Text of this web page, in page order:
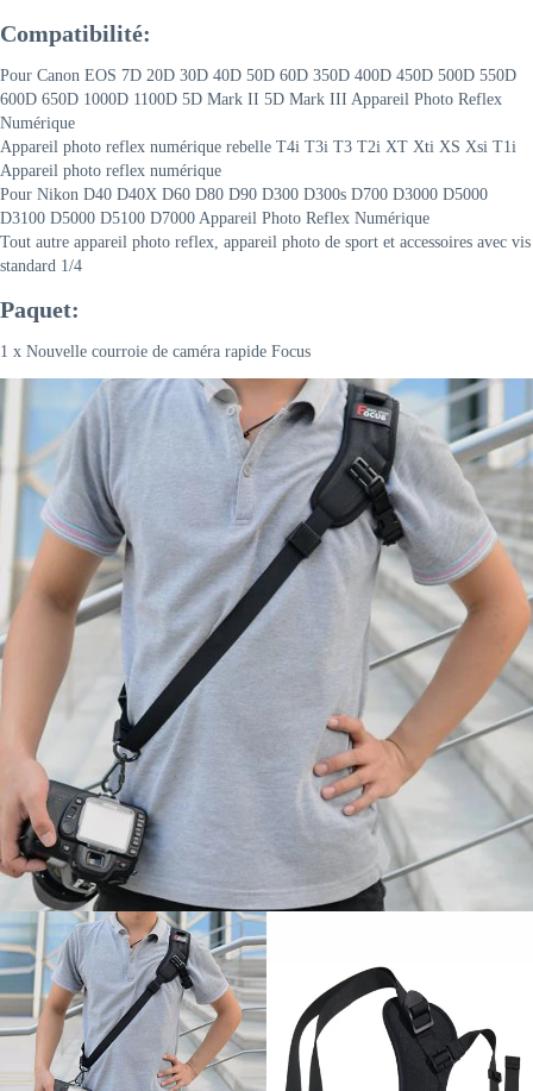
Compatibilité:
Pour Canon EOS 7D 20D 30D 40D 50D 60D 350D 400D 450D 500D 550D
600D 650D 1000D 1100D 5D Mark II 5D Mark III Appareil Photo Reflex
Numérique
Appareil photo reflex numérique rebelle T4i T3i T3 T2i XT Xti XS Xsi T1i
Appareil photo reflex numérique
Pour Nikon D40 D40X D60 D80 D90 D300 D300s D700 D3000 D5000
D3100 D5000 D5100 D7000 Appareil Photo Reflex Numérique
Tout autre appareil photo reflex, appareil photo de sport et accessoires avec vis
standard 1/4
Paquet:
1 x Nouvelle courroie de caméra rapide Focus